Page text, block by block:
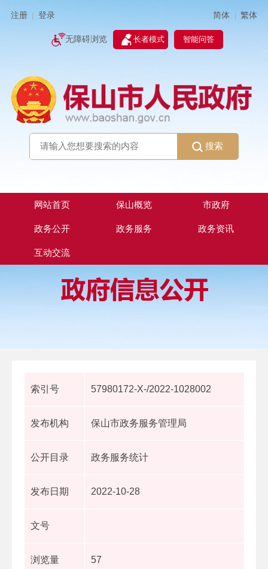
注册 登录 简体 | 繁体
无障碍浏览 长者模式 智能问答
搜索
网站首页 保山概览 市政府
政务公开 政务服务 政务资讯
互动交流
索引号 57980172-X-/2022-1028002
发布机构 保山市政务服务管理局
公开目录 政务服务统计
发布日期 2022-10-28
文号
浏览量 57